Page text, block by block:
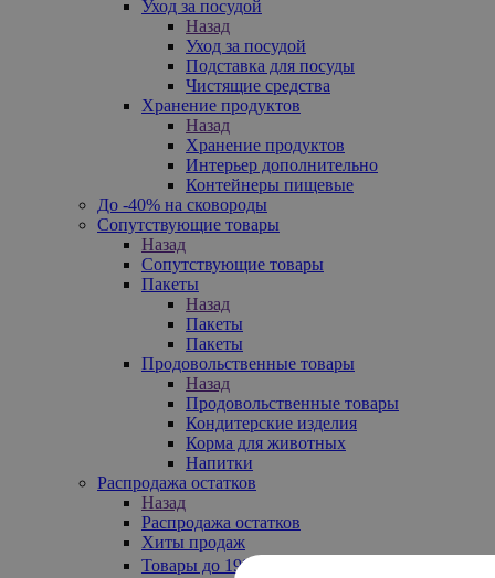
Уход за посудой
Назад
Уход за посудой
Подставка для посуды
Чистящие средства
Хранение продуктов
Назад
Хранение продуктов
Интерьер дополнительно
Контейнеры пищевые
До -40% на сковороды
Сопутствующие товары
Назад
Сопутствующие товары
Пакеты
Назад
Пакеты
Пакеты
Продовольственные товары
Назад
Продовольственные товары
Кондитерские изделия
Корма для животных
Напитки
Распродажа остатков
Назад
Распродажа остатков
Хиты продаж
Товары до 199₽